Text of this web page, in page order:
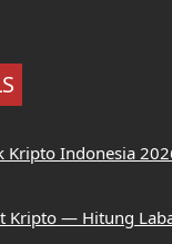
Kripto Indonesia
Kripto — Hitung